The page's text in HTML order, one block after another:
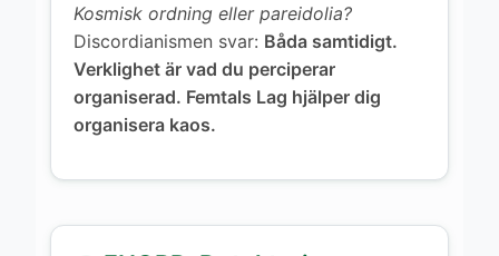
Kosmisk ordning eller pareidolia?
Discordianismen svar: Båda samtidigt.
Verklighet är vad du perciperar
organiserad. Femtals Lag hjälper dig
organisera kaos.